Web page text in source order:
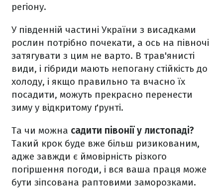
регіону.
У південній частині України з висадками
рослин потрібно почекати, а ось на півночі
затягувати з цим не варто. В трав'янисті
види, і гібриди мають непогану стійкість до
холоду, і якщо правильно та вчасно їх
посадити, можуть прекрасно перенести
зиму у відкритому ґрунті.
Та чи можна садити півонії у листопаді?
Такий крок буде вже більш ризикованим,
адже завжди є ймовірність різкого
погіршення погоди, і вся ваша праця може
бути зіпсована раптовими заморозками.